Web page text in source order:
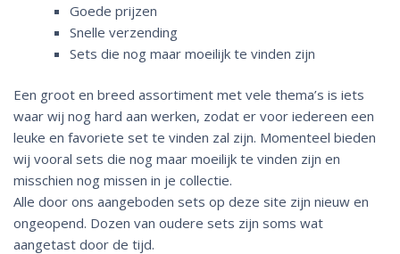
Goede prijzen
Snelle verzending
Sets die nog maar moeilijk te vinden zijn
Een groot en breed assortiment met vele thema’s is iets
waar wij nog hard aan werken, zodat er voor iedereen een
leuke en favoriete set te vinden zal zijn. Momenteel bieden
wij vooral sets die nog maar moeilijk te vinden zijn en
misschien nog missen in je collectie.
Alle door ons aangeboden sets op deze site zijn nieuw en
ongeopend. Dozen van oudere sets zijn soms wat
aangetast door de tijd.